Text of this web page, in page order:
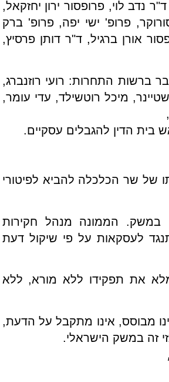
נדב לוי, פרופסור ירון יחזקאל,
פרופ' ישי יפה, פרופ' ברק
אורן ברגיל, ד"ר דותן פרסיץ,
ברשות התחרות: רועי רוזנברג,
מיכל רוטשילד, עדי עומר,
בית הדין להגבלים עסקיים.
של שר הכלכלה להביא לפיטורי
במשק. הממונה מנהל חקירות
לעסקאות על פי שיקול דעת
את תפקידו ללא מורא, ללא
מבוסס, אינו מתקבל על הדעת,
זה במשק הישראלי.